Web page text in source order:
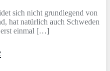
sich nicht grundlegend von
hat natürlich auch Schweden
erst einmal […]